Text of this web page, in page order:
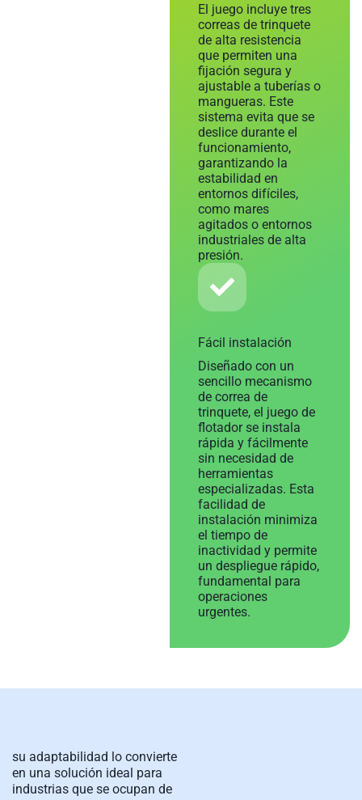
El juego incluye tres
correas de trinquete
de alta resistencia
que permiten una
fijación segura y
ajustable a tuberías o
mangueras. Este
sistema evita que se
deslice durante el
funcionamiento,
garantizando la
estabilidad en
entornos difíciles,
como mares
agitados o entornos
industriales de alta
presión.
Fácil instalación
Diseñado con un
sencillo mecanismo
de correa de
trinquete, el juego de
flotador se instala
rápida y fácilmente
sin necesidad de
herramientas
especializadas. Esta
facilidad de
instalación minimiza
el tiempo de
inactividad y permite
un despliegue rápido,
fundamental para
operaciones
urgentes.
su adaptabilidad lo convierte
en una solución ideal para
industrias que se ocupan de